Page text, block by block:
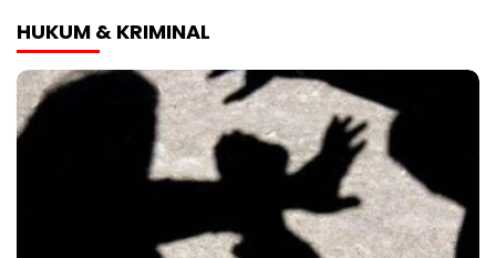
HUKUM & KRIMINAL